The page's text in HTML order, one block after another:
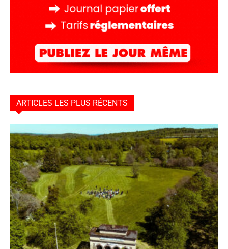
ARTICLES LES PLUS RÉCENTS